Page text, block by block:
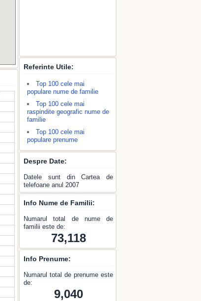
Referinte Utile:
Top 100 cele mai
populare nume de familie
Top 100 cele mai
raspindite geografic nume de
familie
Top 100 cele mai
populare prenume
Despre Date:
Datele sunt din Cartea de
telefoane anul 2007
Info Nume de Familii:
Numarul total de nume de
familii este de:
73,118
Info Prenume:
Numarul total de prenume este
de:
9,040